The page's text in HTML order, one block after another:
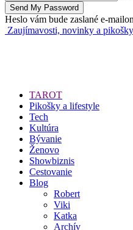
Heslo vám bude zaslané e-
Zaujímavosti, novinky a pikošky
TAROT
Pikošky a lifestyle
Tech
Kultúra
Bývanie
Ženovo
Showbiznis
Cestovanie
Blog
Robert
Viki
Katka
Archív